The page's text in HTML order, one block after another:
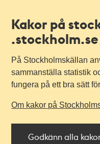
Kakor på
.stockholm.se
På Stockholmskällan
sammanställa statistik
fungera på ett bra sätt
Om kakor på
Godkänn alla